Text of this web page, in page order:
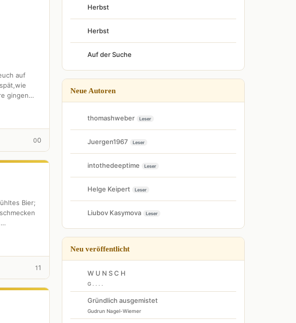
auf
gingen
00
Bier;
…
11
Herbst
Herbst
Auf der Suche
Neue Autoren
thomashweber Leser
Juergen1967 Leser
intothedeeptime Leser
Helge Keipert Leser
Liubov Kasymova Leser
Neu veröffentlicht
W U N S C H
G . . . .
Gründlich ausgemistet
Gudrun Nagel-Wiemer